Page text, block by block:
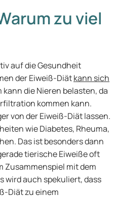
zu viel
auf die Gesundheit
der Eiweiß-Diätkann sich
die Nieren belasten, da
kommen kann.
von der Eiweiß-Diät lassen.
wie Diabetes, Rheuma,
Das ist besonders dann
tierische Eiweiße oft
Zusammenspiel mit dem
wird auch spekuliert, dass
Diät zu einem